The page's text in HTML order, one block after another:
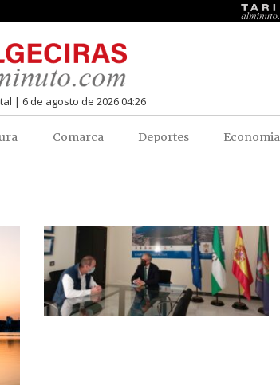
| 6 de agosto de 2026 04:26
Comarca Deportes Economia